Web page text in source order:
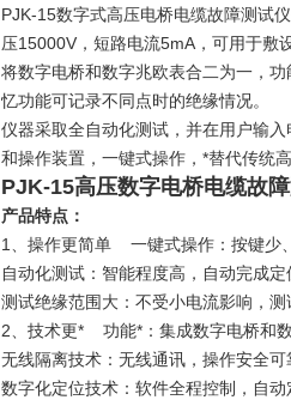
PJK-15数字式高压电桥电缆故障测试
压15000V，短路电流5mA，可用于敷
将数字电桥和数字兆欧表合二为一，
忆功能可记录不同点时的绝缘情况。
仪器采取全自动化测试，并在用户输
和操作装置，一键式操作，*替代传统
PJK-15高压数字电桥电缆故
产品特点：
1、操作更简单 一键式操作：按键少
自动化测试：智能程度高，自动完成
测试绝缘范围大：不受小电流影响，测
2、技术更* 功能*：集成数字电桥和
无线隔离技术：无线通讯，操作安全
数字化定位技术：软件全程控制，自